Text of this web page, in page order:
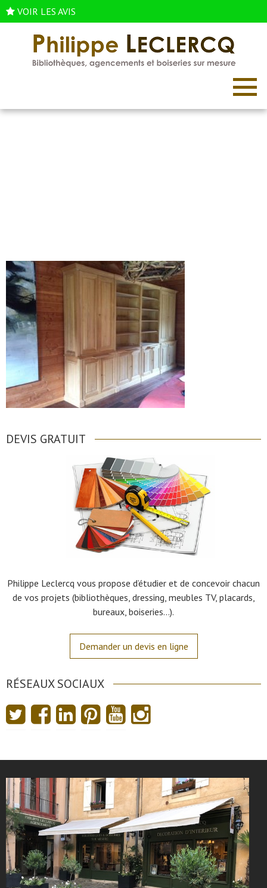
VOIR LES AVIS
DEVIS GRATUIT
Philippe Leclercq vous propose d’étudier et de concevoir chacun
de vos projets (bibliothèques, dressing, meubles TV, placards,
bureaux, boiseries…).
Demander un devis en ligne
RÉSEAUX SOCIAUX